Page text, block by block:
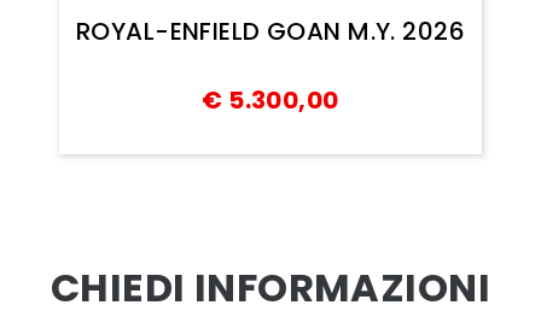
ROYAL-ENFIELD GOAN M.Y. 2026
€ 5.300,00
CHIEDI INFORMAZIONI